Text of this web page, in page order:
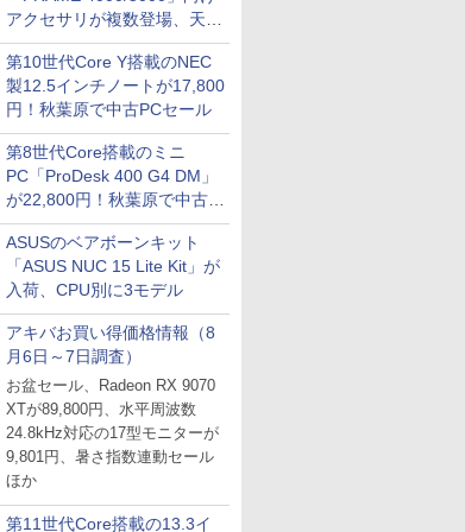
アクセサリが複数登場、天然
木製パネルや背面コネクタ対
応トレイなど
第10世代Core Y搭載のNEC
製12.5インチノートが17,800
円！秋葉原で中古PCセール
第8世代Core搭載のミニ
PC「ProDesk 400 G4 DM」
が22,800円！秋葉原で中古
PCセール
ASUSのベアボーンキット
「ASUS NUC 15 Lite Kit」が
入荷、CPU別に3モデル
アキバお買い得価格情報（8
月6日～7日調査）
お盆セール、Radeon RX 9070
XTが89,800円、水平周波数
24.8kHz対応の17型モニターが
9,801円、暑さ指数連動セール
ほか
第11世代Core搭載の13.3イ